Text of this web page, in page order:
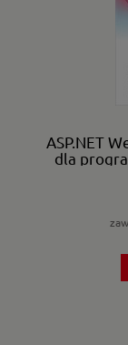
ASP.NET
dla